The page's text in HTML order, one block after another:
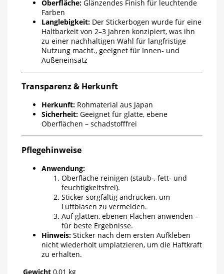
Oberfläche:Glänzendes Finish für leuchtende
Farben
Langlebigkeit:Der Stickerbogen wurde für eine
Haltbarkeit von 2–3 Jahren konzipiert, was ihn
zu einer nachhaltigen Wahl für langfristige
Nutzung macht., geeignet für Innen- und
Außeneinsatz
Transparenz & Herkunft
Herkunft:Rohmaterial aus Japan
Sicherheit:Geeignet für glatte, ebene
Oberflächen – schadstofffrei
Pflegehinweise
Anwendung:
Oberfläche reinigen (staub-, fett- und
feuchtigkeitsfrei).
Sticker sorgfältig andrücken, um
Luftblasen zu vermeiden.
Auf glatten, ebenen Flächen anwenden –
für beste Ergebnisse.
Hinweis:Sticker nach dem ersten Aufkleben
nicht wiederholt umplatzieren, um die Haftkraft
zu erhalten.
Gewicht 0,01 kg